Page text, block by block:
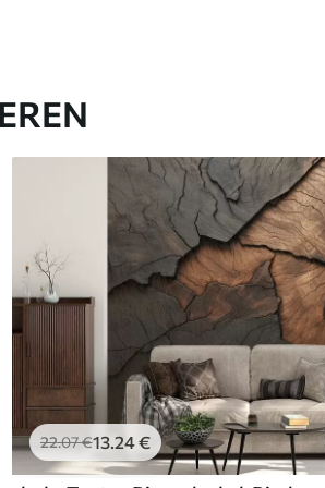
22.07€13.24€